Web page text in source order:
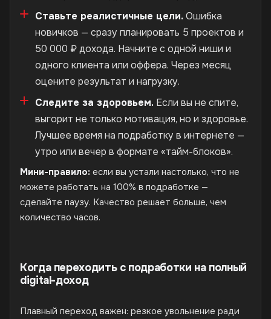
Ставьте реалистичные цели.Ошибка
новичков — сразу планировать 5 проектов и
50 000 ₽ дохода. Начните с одной ниши и
одного клиента или оффера. Через месяц
оцените результат и нагрузку.
Следите за здоровьем. Если вы не спите,
выгорит не только мотивация, но и здоровье.
Лучшее время на подработку в интернете —
утро или вечер в формате «тайм-блоков».
Мини-правило: если вы устали настолько, что не
можете работать на 100% в подработке —
сделайте паузу. Качество решает больше, чем
количество часов.
Когда переходить с подработки на полный
digital-доход
Плавный переход важен: резкое увольнение ради